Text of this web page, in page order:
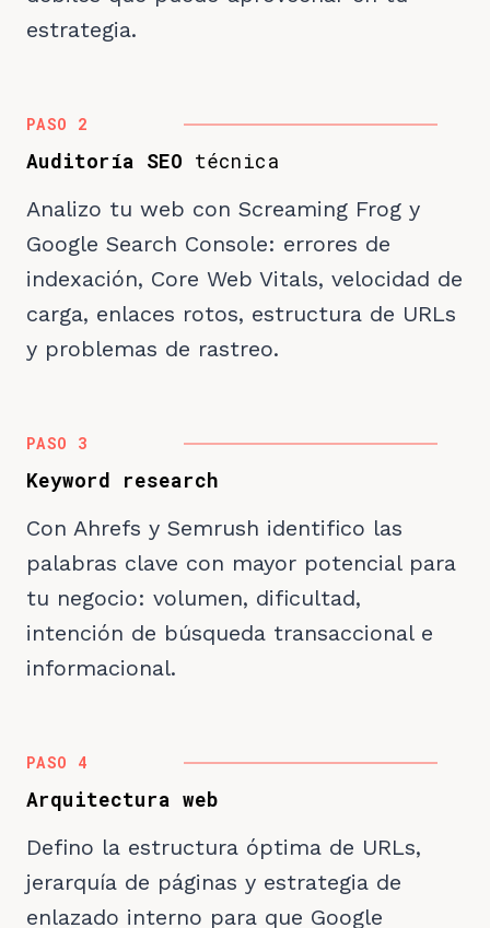
estrategia.
PASO 2
Auditoría SEO técnica
Analizo tu web con Screaming Frog y
Google Search Console: errores de
indexación, Core Web Vitals, velocidad de
carga, enlaces rotos, estructura de URLs
y problemas de rastreo.
PASO 3
Keyword research
Con Ahrefs y Semrush identifico las
palabras clave con mayor potencial para
tu negocio: volumen, dificultad,
intención de búsqueda transaccional e
informacional.
PASO 4
Arquitectura web
Defino la estructura óptima de URLs,
jerarquía de páginas y estrategia de
enlazado interno para que Google